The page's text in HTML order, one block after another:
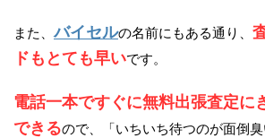
また、バイセルの名前にもある通り、
ドもとても早いです。
電話一本ですぐに無料出張査定に
できるので、「いちいち待つのが面倒